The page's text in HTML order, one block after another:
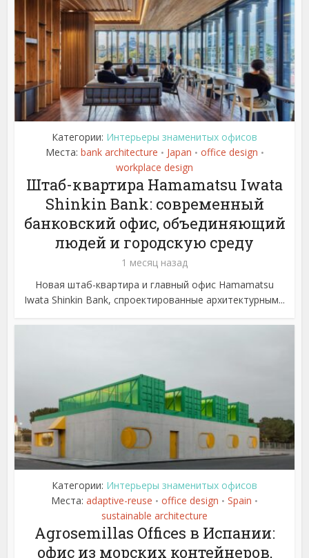
Категории: Интерьеры знаменитых офисов
Места: bank architecture • Japan • office design •
workplace design
Штаб-квартира Hamamatsu Iwata
Shinkin Bank: современный
банковский офис, объединяющий
людей и городскую среду
1 месяц назад
Новая штаб-квартира и главный офис Hamamatsu
Iwata Shinkin Bank, спроектированные архитектурным...
Категории: Интерьеры знаменитых офисов
Места: adaptive-reuse • office design • Spain •
sustainable architecture
Agrosemillas Offices в Испании:
офис из морских контейнеров,